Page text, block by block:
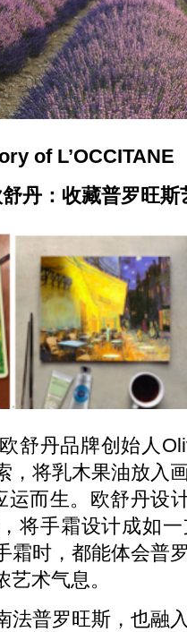
of L’OCCITANE
丹：收藏普罗旺斯
丹品牌创始人
，将乳木果油放入
运而生。欧舒丹设
将手霜设计成如
霜时，都能体会普
术气息。
普罗旺斯，也融